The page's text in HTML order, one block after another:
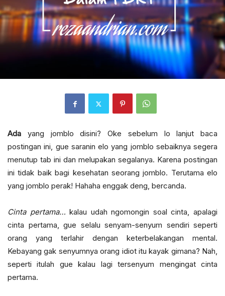
Ada yang jomblo disini? Oke sebelum lo lanjut baca
postingan ini, gue saranin elo yang jomblo sebaiknya segera
menutup tab ini dan melupakan segalanya. Karena postingan
ini tidak baik bagi kesehatan seorang jomblo. Terutama elo
yang jomblo perak! Hahaha enggak deng, bercanda.
Cinta pertama…kalau udah ngomongin soal cinta, apalagi
cinta pertama, gue selalu senyam-senyum sendiri seperti
orang yang terlahir dengan keterbelakangan mental.
Kebayang gak senyumnya orang idiot itu kayak gimana? Nah,
seperti itulah gue kalau lagi tersenyum mengingat cinta
pertama.